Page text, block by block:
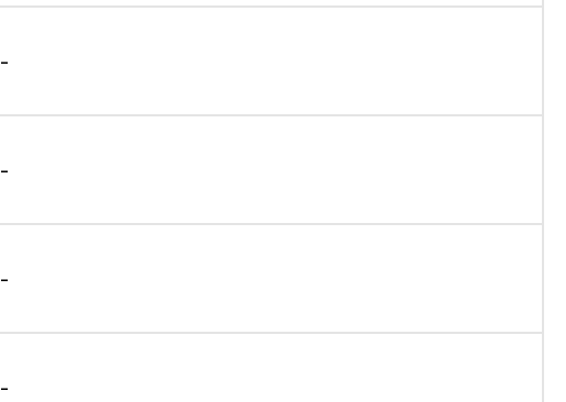
-
-
-
-